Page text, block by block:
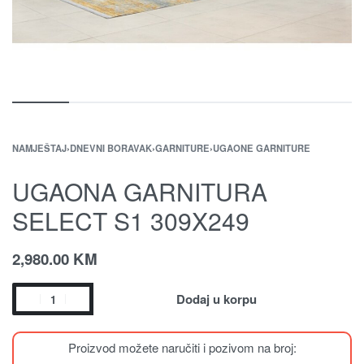
NAMJEŠTAJ›DNEVNI BORAVAK›GARNITURE›UGAONE GARNITURE
UGAONA GARNITURA
SELECT S1 309X249
2,980.00 KM
Dodaj u korpu
Proizvod možete naručiti i pozivom na broj: